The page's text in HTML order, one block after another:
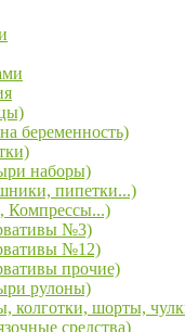
беременность)
наборы)
пипетки...)
Компрессы...)
№3)
№12)
прочие)
рулоны)
колготки, шорты,
средства)